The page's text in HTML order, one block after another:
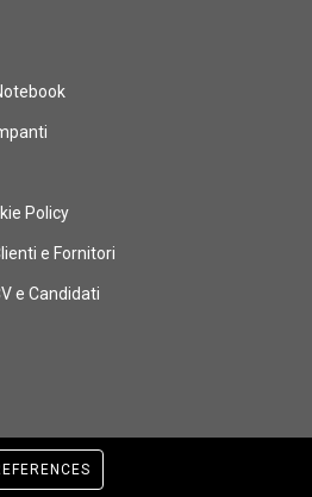
Policy
e Fornitori
e Candidati